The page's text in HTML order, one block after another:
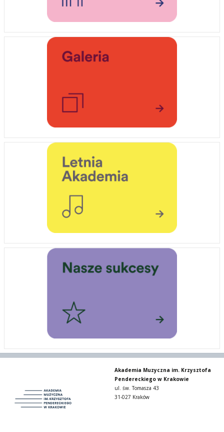
Akademia Muzyczna im. Krzysztofa
Pendereckiego w Krakowie
ul. św. Tomasza 43
31-027 Kraków